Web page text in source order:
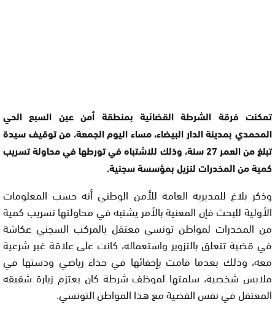
تمكنت فرقة الشرطة القضائية بمنطقة أمن عين السبع الحي
المحمدي بمدينة الدار البيضاء، مساء اليوم الجمعة، من توقيف سيدة
تبلغ من العمر 27 سنة، وذلك للاشتباه في تورطها في محاولة تسريب
كمية من المخدرات لنزيل بمؤسسة سجنية.
وذكر بلاغ للمديرية العامة للأمن الوطني أنه حسب المعلومات
الأولية للبحث فإن المعنية بالأمر يشتبه في محاولتها تسريب كمية
من المخدرات لمواطن تونسي معتقل بالمركب السجني عكاشة
في قضية تتعلق بالتزوير واستعماله، كانت على علاقة غير شرعية
معه، وذلك بعدما قامت بإخفائها في حذاء رياضي ودستها في
ملابس شخصية، سلمتها لموظف شرطة كان يعتزم زيارة شقيقه
المعتقل في نفس القضية مع هذا المواطن التونسي.